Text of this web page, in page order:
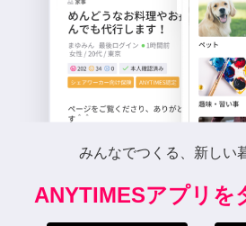
みんなでつくる、新しい
ANYTIMESアプリを